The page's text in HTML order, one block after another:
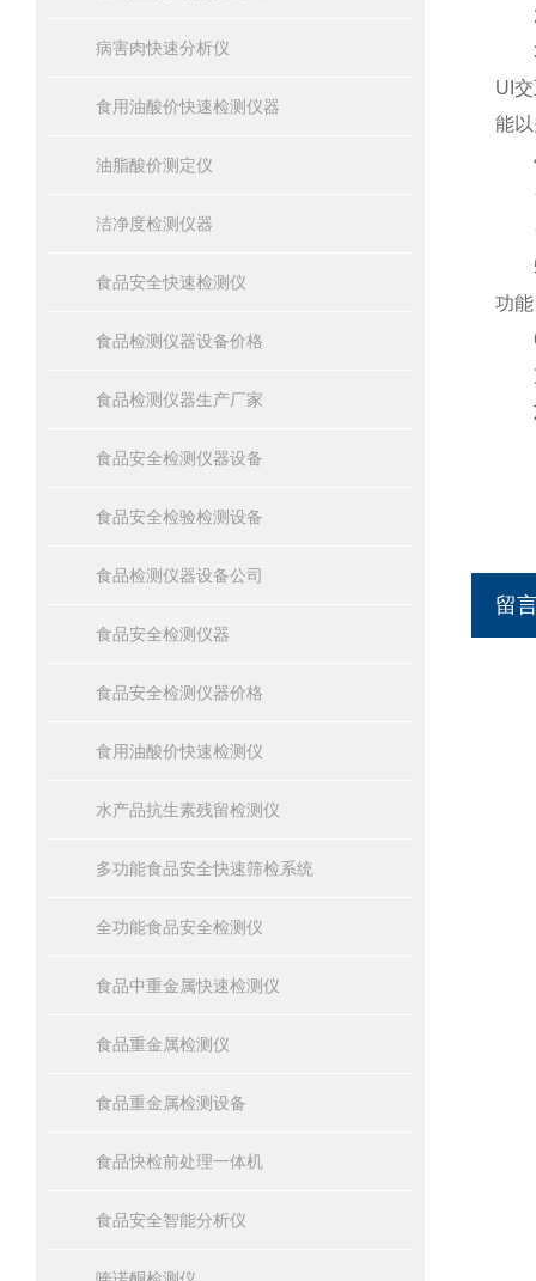
病害肉快速分析仪
食用油酸价快速检测仪器
油脂酸价测定仪
洁净度检测仪器
食品安全快速检测仪
食品检测仪器设备价格
食品检测仪器生产厂家
食品安全检测仪器设备
食品安全检验检测设备
食品检测仪器设备公司
食品安全检测仪器
食品安全检测仪器价格
食用油酸价快速检测仪
水产品抗生素残留检测仪
多功能食品安全快速筛检系统
全功能食品安全检测仪
食品中重金属快速检测仪
食品重金属检测仪
食品重金属检测设备
食品快检前处理一体机
食品安全智能分析仪
2)
3)
UI
能
4)
★
★
5)
功
6)
支
留